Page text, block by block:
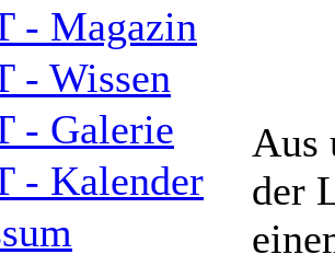
- Magazin
- Wissen
- Galerie
- Kalender
Aus
der